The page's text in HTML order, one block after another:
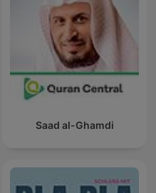
Saad al-Ghamdi